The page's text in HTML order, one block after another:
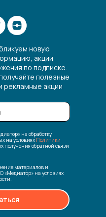
новую
акции
по подписке.
полезные
рекламные акции
на обработку
на условиях Политики
получения обратной связи
материалов и
«Медиатор» на условиях